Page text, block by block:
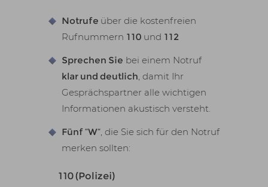
Notrufe über die kostenfreien
Rufnummern 110und 112
Sprechen Sie bei einem Notruf
klar und deutlich, damit Ihr
Gesprächspartner alle wichtigen
Informationen akustisch versteht.
Fünf “W”, die Sie sich für den Notruf
merken sollten:
110 (Polizei)